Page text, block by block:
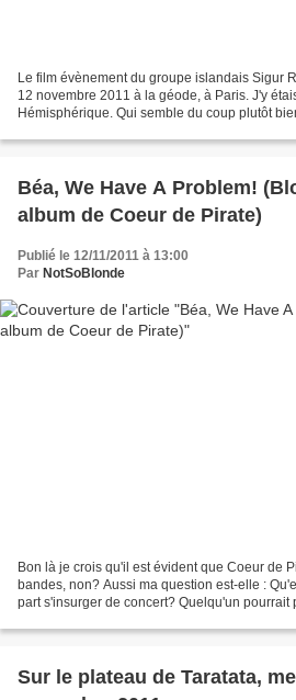
Le film évènement du groupe islandais Sigur
12 novembre 2011 à la géode, à Paris. J'y
Hémisphérique. Qui semble du coup plutôt
Béa, We Have A Problem!
album de Coeur de Pirate)
Publié le 12/11/2011 à 13:00
Par NotSoBlonde
Bon là je crois qu'il est évident que Coeur de
bandes, non? Aussi ma question est-elle :
part s'insurger de concert? Quelqu'un pourrait
Sur le plateau de Taratata,